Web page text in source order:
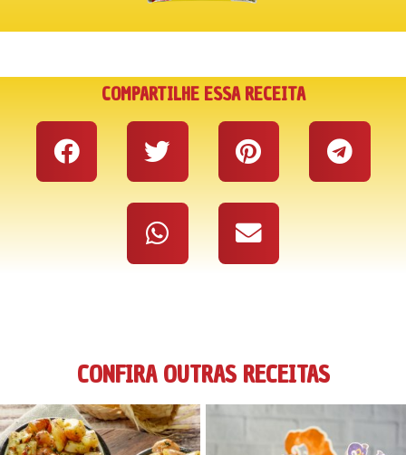
COMPARTILHE ESSA RECEITA
CONFIRA OUTRAS RECEITAS